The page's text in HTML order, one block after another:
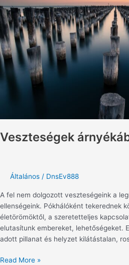
Veszteségek
Általános / DnsEv888
A fel nem dolgozott veszteségeink a
ellenségeink. Pókhálóként tekerednek
életörömöktől, a szeretetteljes
elutasítunk embereket, lehetőségeket.
adott pillanat és helyzet kilátástalan,
Read More »